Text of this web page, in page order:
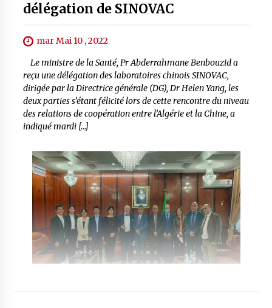
délégation de SINOVAC
mar Mai 10 , 2022
Le ministre de la Santé, Pr Abderrahmane Benbouzid a
reçu une délégation des laboratoires chinois SINOVAC,
dirigée par la Directrice générale (DG), Dr Helen Yang, les
deux parties s’étant félicité lors de cette rencontre du niveau
des relations de coopération entre l’Algérie et la Chine, a
indiqué mardi […]